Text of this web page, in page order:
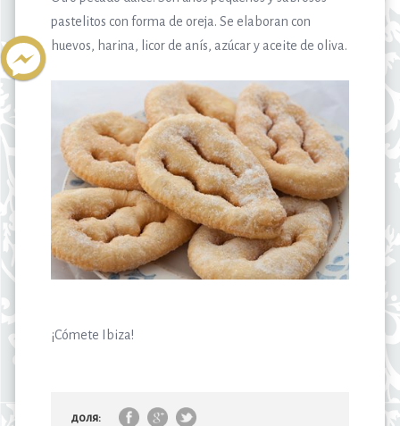
pastelitos con forma de oreja. Se elaboran con
huevos, harina, licor de anís, azúcar y aceite de oliva.
¡Cómete Ibiza!
доля: